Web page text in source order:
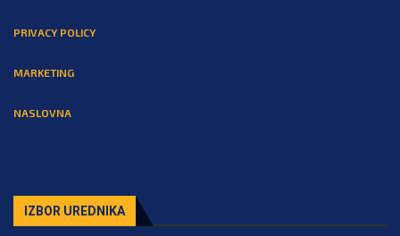
PRIVACY POLICY
MARKETING
NASLOVNA
IZBOR UREDNIKA